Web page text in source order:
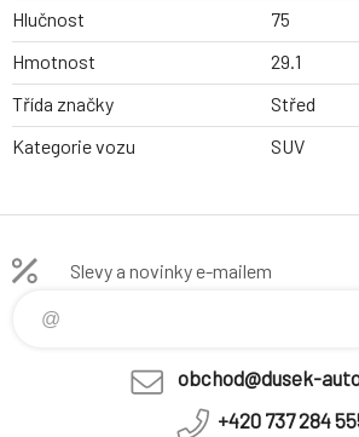
Hlučnost
75
Hmotnost
29.1
Třída značky
Střed
Kategorie vozu
SUV
Slevy a novinky e-mailem
obchod@dusek-
+420 737 284